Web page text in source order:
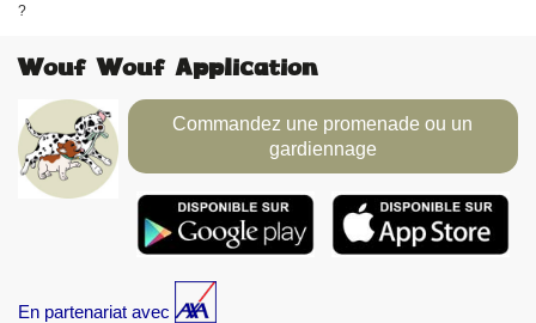
?
Wouf Wouf Application
Commandez une promenade ou un
gardiennage
En partenariat avec